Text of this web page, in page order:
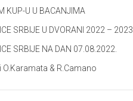
KUP-U U BACANJIMA
SRBIJE U DVORANI 2022 – 2023
SRBIJE NA DAN 07.08.2022.
O.Karamata & R.Camano